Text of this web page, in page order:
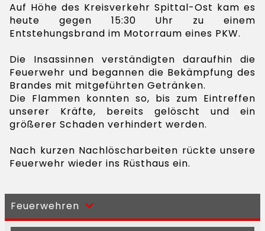
Auf Höhe des Kreisverkehr Spittal-Ost kam es
heute gegen 15:30 Uhr zu einem
Entstehungsbrand im Motorraum eines PKW.
Die Insassinnen verständigten daraufhin die
Feuerwehr und begannen die Bekämpfung des
Brandes mit mitgeführten Getränken.
Die Flammen konnten so, bis zum Eintreffen
unserer Kräfte, bereits gelöscht und ein
größerer Schaden verhindert werden.
Nach kurzen Nachlöscharbeiten rückte unsere
Feuerwehr wieder ins Rüsthaus ein.
Feuerwehren